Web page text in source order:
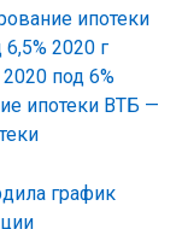
ипотеки
под 6%
ВТБ —